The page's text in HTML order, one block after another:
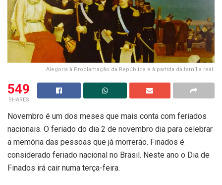
Alegoria à Proclamação da República e à partida da família real.
549
SHARES
Novembro é um dos meses que mais conta com feriados
nacionais. O feriado do dia 2 de novembro dia para celebrar
a memória das pessoas que já morrerão. Finados é
considerado feriado nacional no Brasil. Neste ano o Dia de
Finados irá cair numa terça-feira.